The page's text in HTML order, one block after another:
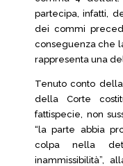
partecipa, infatti,
dei commi
conseguenza che
rappresenta una
Tenuto conto
della Corte
fattispecie, non
“la parte abbia
colpa nella
inammissibilità”,